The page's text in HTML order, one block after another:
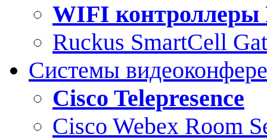
WIFI контроллеры
Ruckus SmartCell
Системы
Cisco Telepresence
Cisco Webex Room